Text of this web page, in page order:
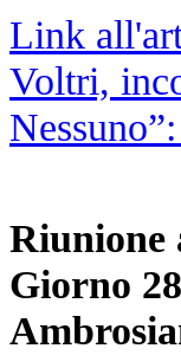
Link
Voltri,
Riunione
Giorno